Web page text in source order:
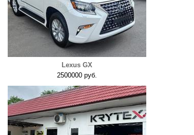
Lexus GX
2500000 руб.